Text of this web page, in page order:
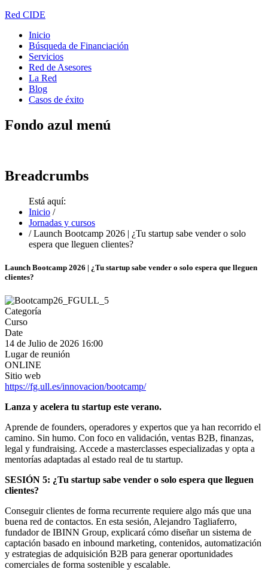
Red CIDE
Inicio
Búsqueda de Financiación
Servicios
Red de Asesores
La Red
Blog
Casos de éxito
Fondo azul menú
Breadcrumbs
Está aquí:
Inicio /
Jornadas y cursos
/ Launch Bootcamp 2026 | ¿Tu startup sabe vender o solo
espera que lleguen clientes?
Launch Bootcamp 2026 | ¿Tu startup sabe vender o solo espera que lleguen
clientes?
Categoría
Curso
Date
14 de Julio de 2026 16:00
Lugar de reunión
ONLINE
Sitio web
https://fg.ull.es/innovacion/bootcamp/
Lanza y acelera tu startup este verano.
Aprende de founders, operadores y expertos que ya han recorrido el
camino. Sin humo. Con foco en validación, ventas B2B, finanzas,
legal y fundraising. Accede a masterclasses especializadas y opta a
mentorías adaptadas al estado real de tu startup.
SESIÓN 5: ¿Tu startup sabe vender o solo espera que lleguen
clientes?
Conseguir clientes de forma recurrente requiere algo más que una
buena red de contactos. En esta sesión, Alejandro Tagliaferro,
fundador de IBINN Group, explicará cómo diseñar un sistema de
captación basado en inbound marketing, contenidos, automatización
y estrategias de adquisición B2B para generar oportunidades
comerciales de forma sostenible y escalable.